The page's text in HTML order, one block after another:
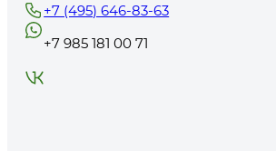
+7 (495) 646-83-63
+7 985 181 00 71